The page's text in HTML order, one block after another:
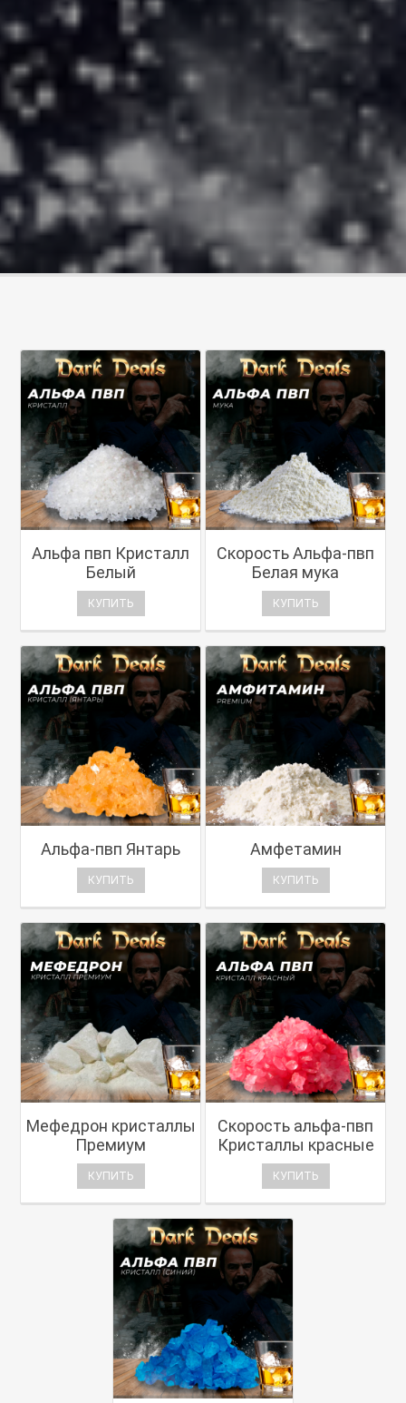
Альфа пвп Кристалл
Белый
КУПИТЬ
Скорость Альфа-пвп
Белая мука
КУПИТЬ
Альфа-пвп Янтарь
КУПИТЬ
Амфетамин
КУПИТЬ
Мефедрон кристаллы
Премиум
КУПИТЬ
Скорость альфа-пвп
Кристаллы красные
КУПИТЬ